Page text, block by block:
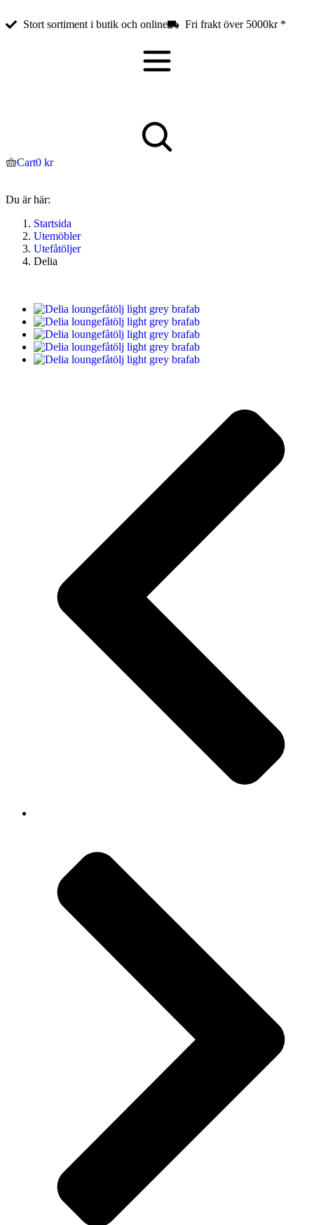
Stort sortiment i butik och online Fri frakt över 5000kr *
Cart0 kr
Du är här:
Startsida
Utemöbler
Utefåtöljer
Delia